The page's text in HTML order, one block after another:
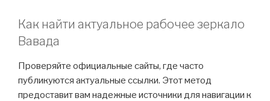
Как найти актуальное рабочее зеркало
Вавада
Проверяйте официальные сайты, где часто
публикуются актуальные ссылки. Этот метод
предоставит вам надежные источники для навигации к